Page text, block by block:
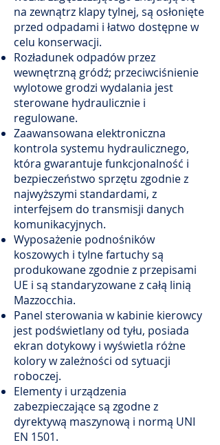
na zewnątrz klapy tylnej, są osłonięte
przed odpadami i łatwo dostępne w
celu konserwacji.
Rozładunek odpadów przez
wewnętrzną gródź; przeciwciśnienie
wylotowe grodzi wydalania jest
sterowane hydraulicznie i
regulowane.
Zaawansowana elektroniczna
kontrola systemu hydraulicznego,
która gwarantuje funkcjonalność i
bezpieczeństwo sprzętu zgodnie z
najwyższymi standardami, z
interfejsem do transmisji danych
komunikacyjnych.
Wyposażenie podnośników
koszowych i tylne fartuchy są
produkowane zgodnie z przepisami
UE i są standaryzowane z całą linią
Mazzocchia.
Panel sterowania w kabinie kierowcy
jest podświetlany od tyłu, posiada
ekran dotykowy i wyświetla różne
kolory w zależności od sytuacji
roboczej.
Elementy i urządzenia
zabezpieczające są zgodne z
dyrektywą maszynową i normą UNI
EN 1501.